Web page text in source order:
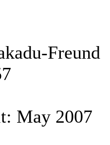
Freund
May 2007